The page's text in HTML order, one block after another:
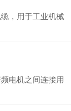
，用于工业机械
电机之间连接用